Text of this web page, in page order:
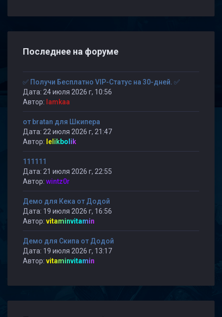
Последнее на форуме
✅ Получи Бесплатно VIP-Статус на 30-дней. ✅
Дата: 24 июля 2026 г, 10:56
Автор: lamkaa
от bratan для Шкипера
Дата: 22 июля 2026 г, 21:47
Автор: lelikbolik
111111
Дата: 21 июля 2026 г, 22:55
Автор: wintz0r
Демо для Кека от Додой
Дата: 19 июля 2026 г, 16:56
Автор: vitaminvitamin
Демо для Скипа от Додой
Дата: 19 июля 2026 г, 13:17
Автор: vitaminvitamin